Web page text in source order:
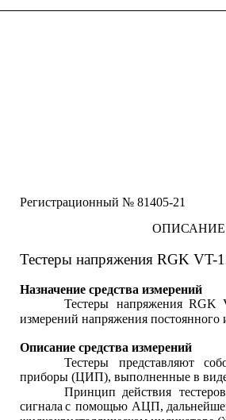
Регистрационный № 81405-21
ОПИСАНИЕ
Тестеры напряжения RGK VT-
Назначение средства измерений
Тестеры напряжения RGK
измерений напряжения постоянного
Описание средства измерений
Тестеры
представляют
приборы (ЦИП), выполненные в виде
Принцип действия тестеров
сигнала с помощью АЦП,